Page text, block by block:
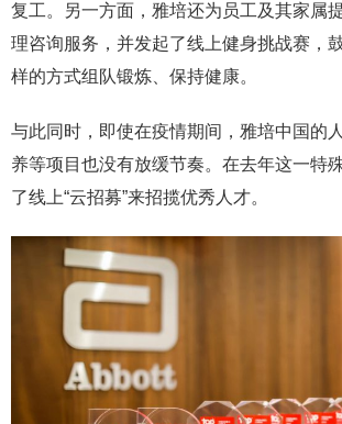
复工。另一方面，雅培还为员工及其家属
理咨询服务，并发起了线上健身挑战赛，
样的方式组队锻炼、保持健康。
与此同时，即使在疫情期间，雅培中国的
养等项目也没有放缓节奏。在去年这一特
了线上“云招募”来招揽优秀人才。